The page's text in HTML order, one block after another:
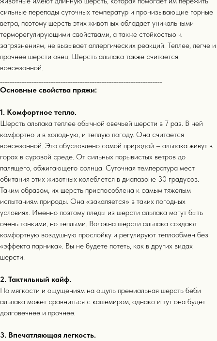
сильные перепады суточных температур и пронизывающие горные
ветра, поэтому шерсть этих животных обладает уникальными
терморегулирующими свойствами, а также стойкостью к
загрязнениям, не вызывает аллергических реакций. Теплее, легче и
прочнее шерсти овец. Шерсть альпака также считается
всесезонной.
Основные свойства пряжи:
1. Комфортное тепло.
Шерсть альпака теплее обычной овечьей шерсти в 7 раз. В ней
комфортно и в холодную, и теплую погоду. Она считается
всесезонной. Это обусловлено самой природой – альпака живут в
горах в суровой среде. От сильных порывистых ветров до
палящего, обжигающего солнца. Суточная температура мест
обитания этих животных колеблется в диапазоне 30 градусов.
Таким образом, их шерсть приспособлена к самым тяжелым
испытаниям природы. Она «закаляется» в таких погодных
условиях. Именно поэтому пледы из шерсти альпака могут быть
очень тонкими, но теплыми. Волокна шерсти альпака создают
комфортную воздушную прослойку и регулируют теплообмен без
«эффекта парника». Вы не будете потеть, как в других видах
шерсти.
2. Тактильный кайф.
По мягкости и ощущениям на ощупь премиальная шерсть беби
альпака может сравниться с кашемиром, однако и тут она будет
долговечнее и прочнее.
3. Впечатляющая легкость.